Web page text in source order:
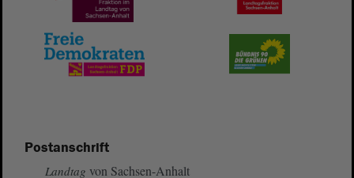
Postanschrift
Landtag von Sachsen-Anhalt